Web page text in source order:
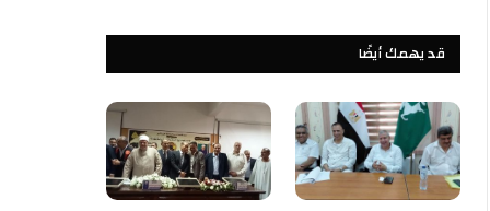
قد يهمك أيضًا